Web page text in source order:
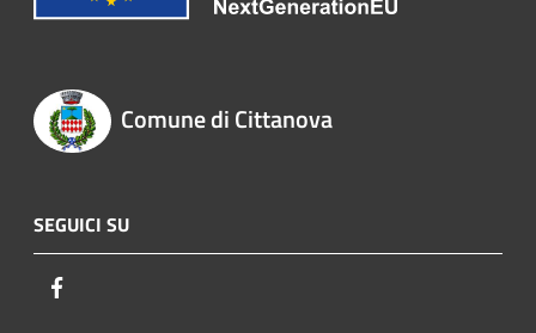
Comune di Cittanova
SEGUICI SU